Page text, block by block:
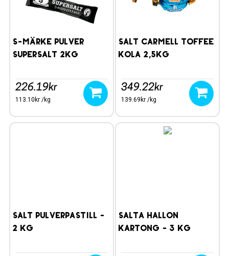
S-Märke pulver
Supersalt 2kg
226.19kr
113.10kr /kg
SALT CARMELL TOFFEE
KOLA 2,5kg
349.22kr
139.69kr /kg
SALT PULVERPASTILL -
2 kg
SALTA HALLON
KARTONG - 3 kg